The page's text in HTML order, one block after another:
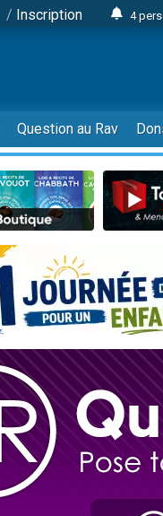
/ Inscription
4
13
2
Il
3
2
3
2
8
Ariel
Il
Question au Rav